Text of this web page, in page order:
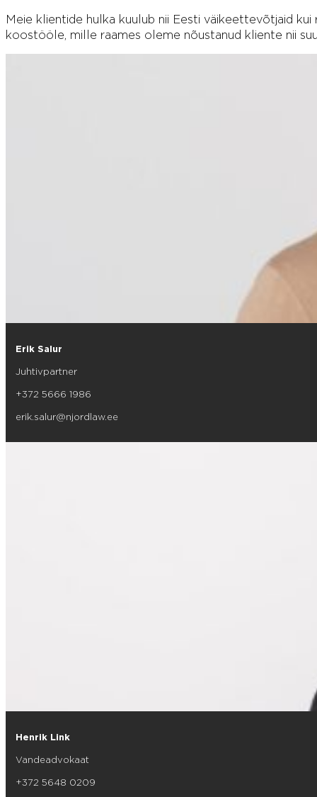
Meie klientide hulka kuulub nii Eesti väikeettevõtjaid
koostööle, mille raames oleme nõustanud kliente nii
Erik Salur
Juhtivpartner
+372 5666 1986
erik.salur@njordlaw.ee
Henrik Link
Vandeadvokaat
+372 5648 0209